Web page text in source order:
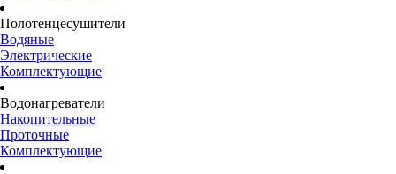
Полотенцесушители
Водяные
Электрические
Комплектующие
Водонагреватели
Накопительные
Проточные
Комплектующие